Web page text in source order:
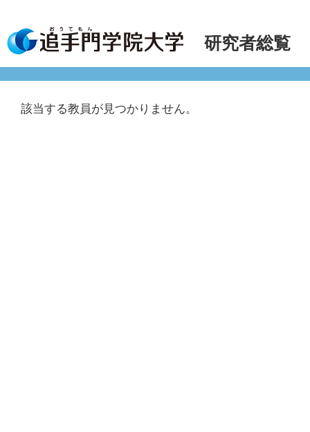
研究者総覧
該当する教員が見つかりません。